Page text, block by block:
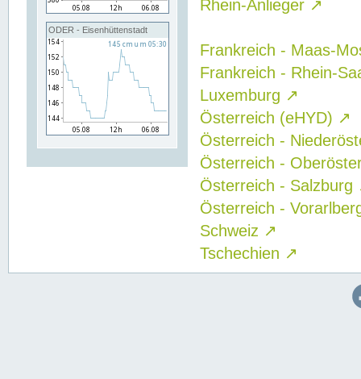
ODER - Eisenhüttenstadt
Rhein-Anlieger ↗
Frankreich - Maas-
Frankreich - Rhein-
Luxemburg ↗
Österreich (eHYD) ↗
Österreich -
Österreich -
Österreich - Salzburg
Österreich -
Schweiz ↗
Tschechien ↗